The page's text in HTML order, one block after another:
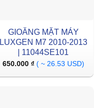
GIOĂNG MẶT MÁY
LUXGEN M7 2010-2013
| 11044SE101
650.000 ₫ ( ~ 26.53 USD)